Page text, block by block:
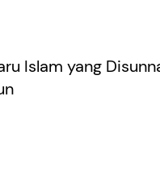
Islam yang